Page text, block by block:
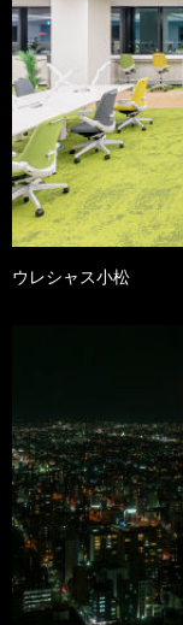
ウレシャス小松